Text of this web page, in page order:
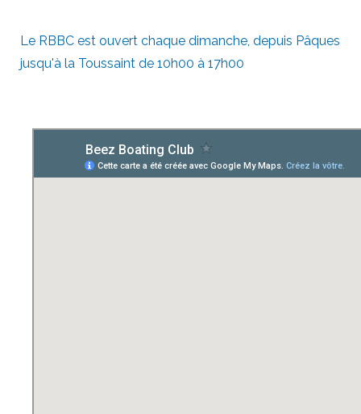
Le RBBC est ouvert chaque dimanche, depuis Pâques
jusqu'à la Toussaint de 10h00 à 17h00